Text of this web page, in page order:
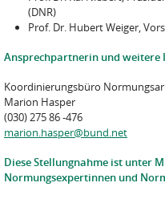
(DNR)
Prof. Dr. Hubert
Ansprechpartnerin und weitere
Koordinierungsbüro
Marion Hasper
(030) 275 86 -476
marion.hasper@bund.net
Diese Stellungnahme ist unter
Normungsexpertinnen und